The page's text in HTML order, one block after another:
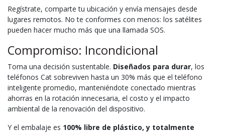
Regístrate, comparte tu ubicación y envía mensajes desde
lugares remotos. No te conformes con menos: los satélites
pueden hacer mucho más que una llamada SOS.
Compromiso: Incondicional
Toma una decisión sustentable. Diseñados para durar, los
teléfonos Cat sobreviven hasta un 30% más que el teléfono
inteligente promedio, manteniéndote conectado mientras
ahorras en la rotación innecesaria, el costo y el impacto
ambiental de la renovación del dispositivo.
Y el embalaje es 100% libre de plástico, y totalmente